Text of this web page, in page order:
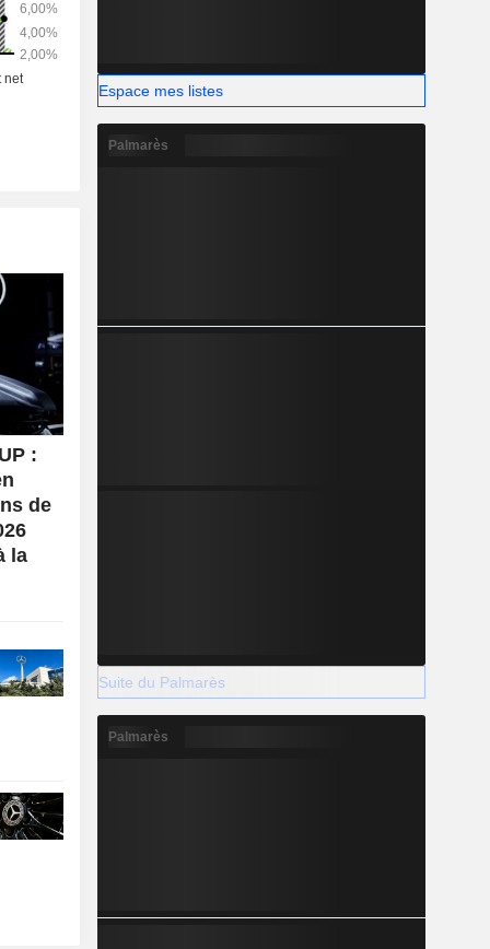
:
de
la
Espace mes listes
Palmarès
Suite du Palmarès
Palmarès